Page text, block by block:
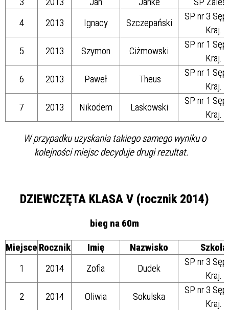
4
2013 Ignacy Szczepański
SP nr 3
Kraj.
5
2013 Szymon Ciżmowski
SP nr 1
Kraj.
6
2013 Paweł Theus
SP nr 1
Kraj.
7
2013 Nikodem Laskowski
SP nr 1
Kraj.
W przypadku uzyskania takiego samego wyniku o
kolejności miejsc decyduje drugi rezultat.
DZIEWCZĘTA KLASA V (rocznik 2014)
bieg na 60m
Miejsce Rocznik Imię Nazwisko
Szkoła
1
2014 Zofia Dudek
SP nr 3
Kraj.
2
2014 Oliwia Sokulska
SP nr 3
Kraj.